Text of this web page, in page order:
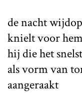
de nacht
knielt voor
hij die het
als vorm van
aangeraakt